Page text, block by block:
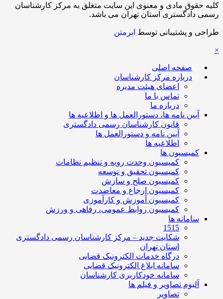
کلیه حقوق مادی و معنوی این سایت متغلق به مرکز کارشناسان
رسمی دادگستری استان تهران می باشد.
طراحی و پشتیبانی توسط ابرمتن
×
صفحه اصلی
درباره مرکز کارشناسان
اعضای هیئت مدیره
تماس با ما
درباره ما
آیین نامه ها، دستورالعمل ها و اطلاعیه ها
قانون کارشناسان رسمی دادگستری
آیین نامه و دستورالعمل ها
اطلاعیه ها
کمیسیون ها
کمیسیون وحدت رویه و تنظیم نظامات
کمیسیون تحقیق و توسعه
کمیسیون صلح و سازش
کمیسیون ارجاع و معاضدت
کمیسیون آموزش و کارآموزی
کمیسیون روابط عمومی، رفاهی و ورزش
سامانه ها
1515
شکایت جدید – مرکز کارشناسان رسمی دادگستری
استان تهران
درگاه خدمات الکترونیک قضایی
سامانه ابلاغ الکترونیک قضایی
سامانه خودکاربری کارشناسان
آلبوم تصاویر و فیلم ها
تصاویر